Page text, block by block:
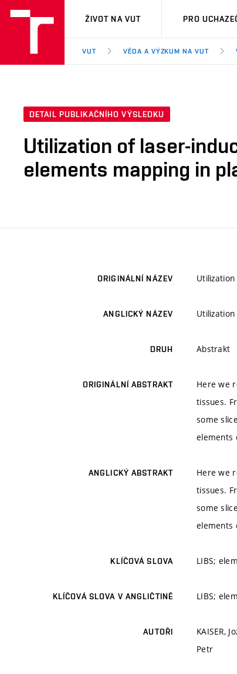
VUT
ŽIVOT NA VUT PRO
VUT VĚDA A VÝZKUM NA VUT
DETAIL PUBLIKAČNÍHO VÝSLEDKU
Utilization of laser-
elements mapping in
ORIGINÁLNÍ NÁZEV
ANGLICKÝ NÁZEV
DRUH Abstrakt
ORIGINÁLNÍ ABSTRAKT
Here we
tissues.
some
elements
ANGLICKÝ ABSTRAKT
Here we
tissues.
some
elements
KLÍČOVÁ SLOVA LIBS;
KLÍČOVÁ SLOVA V ANGLIČTINĚ LIBS;
AUTOŘI
KAISER,
Petr